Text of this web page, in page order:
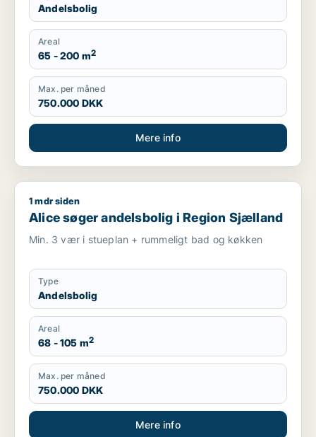
Andelsbolig
Areal
65 - 200 m2
Max. per måned
750.000 DKK
Mere info
Alice søger andelsbolig i Region Sjælland
1 mdr siden
Alice søger andelsbolig i Region Sjælland
Min. 3 vær i stueplan + rummeligt bad og køkken
Type
Andelsbolig
Areal
68 - 105 m2
Max. per måned
750.000 DKK
Mere info